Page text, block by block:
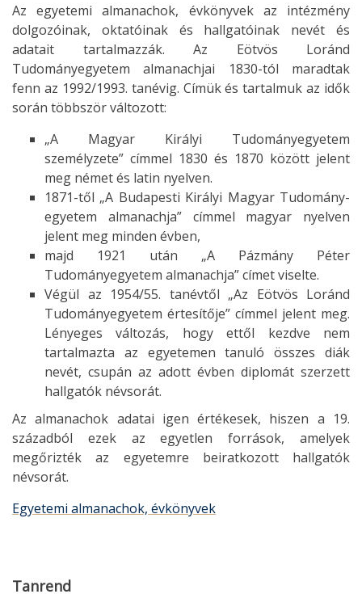
Az egyetemi almanachok, évkönyvek az intézmény
dolgozóinak, oktatóinak és hallgatóinak nevét és
adatait tartalmazzák. Az Eötvös Loránd
Tudományegyetem almanachjai 1830-tól maradtak
fenn az 1992/1993. tanévig. Címük és tartalmuk az idők
során többször változott:
„A Magyar Királyi Tudományegyetem
személyzete” címmel 1830 és 1870 között jelent
meg német és latin nyelven.
1871-től „A Budapesti Királyi Magyar Tudomány-
egyetem almanachja” címmel magyar nyelven
jelent meg minden évben,
majd 1921 után „A Pázmány Péter
Tudományegyetem almanachja” címet viselte.
Végül az 1954/55. tanévtől „Az Eötvös Loránd
Tudományegyetem értesítője” címmel jelent meg.
Lényeges változás, hogy ettől kezdve nem
tartalmazta az egyetemen tanuló összes diák
nevét, csupán az adott évben diplomát szerzett
hallgatók névsorát.
Az almanachok adatai igen értékesek, hiszen a 19.
századból ezek az egyetlen források, amelyek
megőrizték az egyetemre beiratkozott hallgatók
névsorát.
Egyetemi almanachok, évkönyvek
Tanrend